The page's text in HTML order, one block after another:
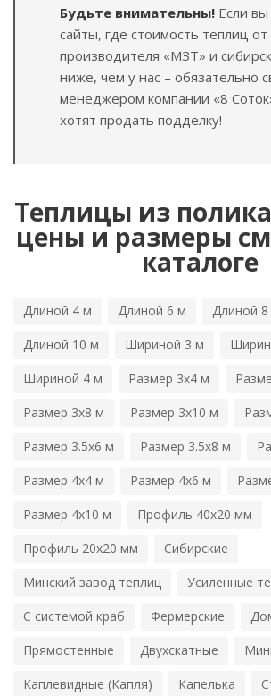
Будьте внимательны! Если
сайты, где стоимость теплиц от
производителя «МЗТ» и
ниже, чем у нас – обязательно
менеджером компании «8
хотят продать подделку!
Теплицы из
цены и размеры
каталоге
Длиной 4 м Длиной 6 м
Длиной
Длиной 10 м
Шириной 3 м
Шириной 4 м
Размер 3х4 м
Размер 3х8 м
Размер 3х10 м
Размер 3.5х6 м
Размер 3.5х8 м
Размер 4х4 м
Размер 4х6 м
Размер 4х10 м
Профиль 40х20 мм
Профиль 20х20 мм
Сибирские
Минский завод теплиц
Усиленные
С системой краб
Фермерские
Прямостенные
Двухскатные
Каплевидные (Капля)
Капелька